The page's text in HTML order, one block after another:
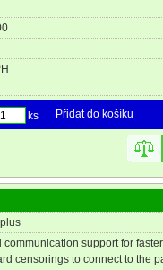
Přidat do košíku
ks
communication support for
censorings to connect to the